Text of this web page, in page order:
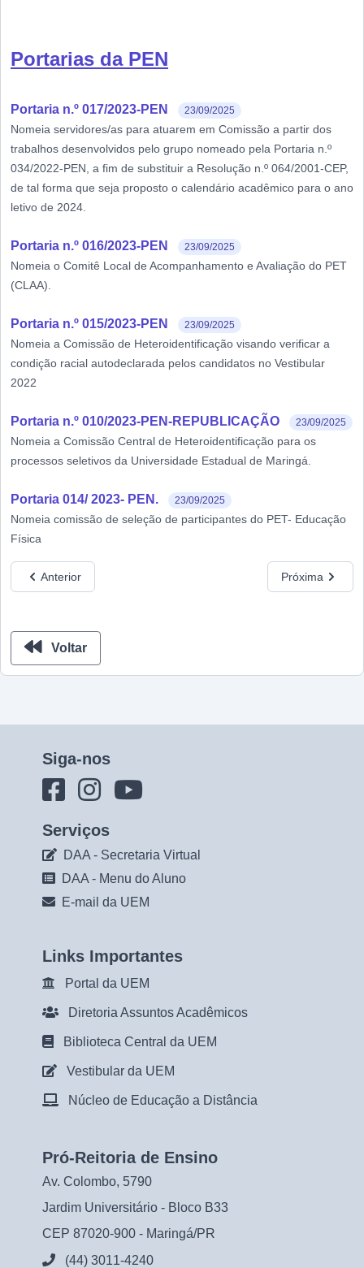
Portarias da PEN
Portaria n.º 017/2023-PEN 23/09/2025
Nomeia servidores/as para atuarem em Comissão a partir dos
trabalhos desenvolvidos pelo grupo nomeado pela Portaria n.º
034/2022-PEN, a fim de substituir a Resolução n.º 064/2001-CEP,
de tal forma que seja proposto o calendário acadêmico para o ano
letivo de 2024.
Portaria n.º 016/2023-PEN 23/09/2025
Nomeia o Comitê Local de Acompanhamento e Avaliação do PET
(CLAA).
Portaria n.º 015/2023-PEN 23/09/2025
Nomeia a Comissão de Heteroidentificação visando verificar a
condição racial autodeclarada pelos candidatos no Vestibular
2022
Portaria n.º 010/2023-PEN-REPUBLICAÇÃO 23/09/2025
Nomeia a Comissão Central de Heteroidentificação para os
processos seletivos da Universidade Estadual de Maringá.
Portaria 014/ 2023- PEN. 23/09/2025
Nomeia comissão de seleção de participantes do PET- Educação
Física
Anterior Próxima
Voltar
Siga-nos
Serviços
DAA - Secretaria Virtual
DAA - Menu do Aluno
E-mail da UEM
Links Importantes
Portal da UEM
Diretoria Assuntos Acadêmicos
Biblioteca Central da UEM
Vestibular da UEM
Núcleo de Educação a Distância
Pró-Reitoria de Ensino
Av. Colombo, 5790
Jardim Universitário - Bloco B33
CEP 87020-900 - Maringá/PR
(44) 3011-4240